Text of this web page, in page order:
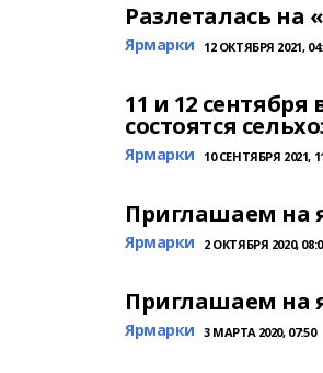
Разлеталась на
Ярмарки 12 ОКТЯБРЯ 2021,
11 и 12 сентября
состоятся
Ярмарки 10 СЕНТЯБРЯ 2021,
Приглашаем на
Ярмарки 2 ОКТЯБРЯ 2020,
Приглашаем на
Ярмарки 3 МАРТА 2020, 07:50